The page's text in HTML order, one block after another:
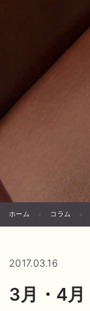
ホーム コラム
2017.03.16
3月・4月